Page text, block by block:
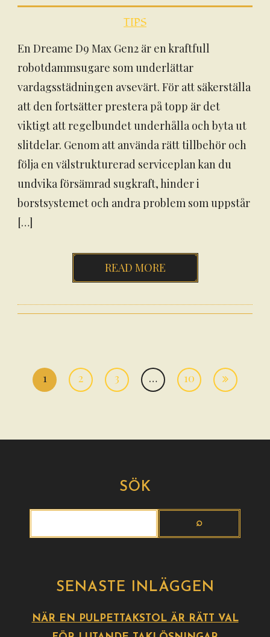
TIPS
En Dreame D9 Max Gen2 är en kraftfull
robotdammsugare som underlättar
vardagsstädningen avsevärt. För att säkerställa
att den fortsätter prestera på topp är det
viktigt att regelbundet underhålla och byta ut
slitdelar. Genom att använda rätt tillbehör och
följa en välstrukturerad serviceplan kan du
undvika försämrad sugkraft, hinder i
borstsystemet och andra problem som uppstår
[…]
READ MORE
Inläggsnavigering
1 2 3 … 10
SÖK
SENASTE INLÄGGEN
NÄR EN PULPETTAKSTOL ÄR RÄTT VAL